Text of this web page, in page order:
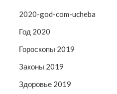
2020-god-com-ucheba
Год 2020
Гороскопы 2019
Законы 2019
Здоровье 2019